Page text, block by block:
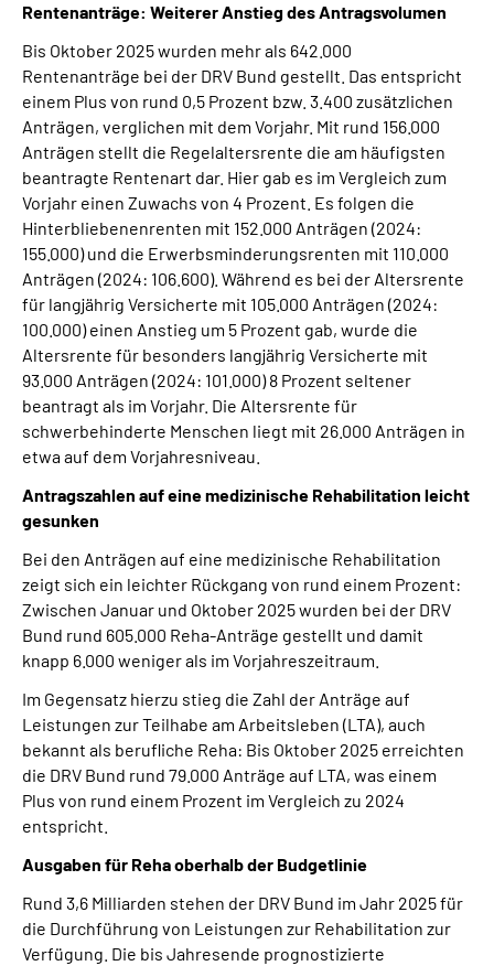
Rentenanträge: Weiterer Anstieg des Antragsvolumen
Bis Oktober 2025 wurden mehr als 642.000
Rentenanträge bei der DRV Bund gestellt. Das entspricht
einem Plus von rund 0,5 Prozent bzw. 3.400 zusätzlichen
Anträgen, verglichen mit dem Vorjahr. Mit rund 156.000
Anträgen stellt die Regelaltersrente die am häufigsten
beantragte Rentenart dar. Hier gab es im Vergleich zum
Vorjahr einen Zuwachs von 4 Prozent. Es folgen die
Hinterbliebenenrenten mit 152.000 Anträgen (2024:
155.000) und die Erwerbsminderungsrenten mit 110.000
Anträgen (2024: 106.600). Während es bei der Altersrente
für langjährig Versicherte mit 105.000 Anträgen (2024:
100.000) einen Anstieg um 5 Prozent gab, wurde die
Altersrente für besonders langjährig Versicherte mit
93.000 Anträgen (2024: 101.000) 8 Prozent seltener
beantragt als im Vorjahr. Die Altersrente für
schwerbehinderte Menschen liegt mit 26.000 Anträgen in
etwa auf dem Vorjahresniveau.
Antragszahlen auf eine medizinische Rehabilitation leicht
gesunken
Bei den Anträgen auf eine medizinische Rehabilitation
zeigt sich ein leichter Rückgang von rund einem Prozent:
Zwischen Januar und Oktober 2025 wurden bei der DRV
Bund rund 605.000 Reha-Anträge gestellt und damit
knapp 6.000 weniger als im Vorjahreszeitraum.
Im Gegensatz hierzu stieg die Zahl der Anträge auf
Leistungen zur Teilhabe am Arbeitsleben (LTA), auch
bekannt als berufliche Reha: Bis Oktober 2025 erreichten
die DRV Bund rund 79.000 Anträge auf LTA, was einem
Plus von rund einem Prozent im Vergleich zu 2024
entspricht.
Ausgaben für Reha oberhalb der Budgetlinie
Rund 3,6 Milliarden stehen der DRV Bund im Jahr 2025 für
die Durchführung von Leistungen zur Rehabilitation zur
Verfügung. Die bis Jahresende prognostizierte